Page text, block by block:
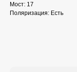
Мост: 17
Поляризация: Есть